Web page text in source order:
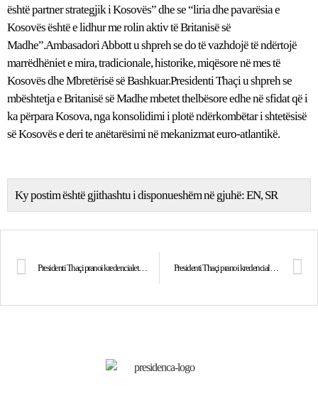
është partner strategjik i Kosovës” dhe se “liria dhe pavarësia e
Kosovës është e lidhur me rolin aktiv të Britanisë së
Madhe”.Ambasadori Abbott u shpreh se do të vazhdojë të ndërtojë
marrëdhëniet e mira, tradicionale, historike, miqësore në mes të
Kosovës dhe Mbretërisë së Bashkuar.Presidenti Thaçi u shpreh se
mbështetja e Britanisë së Madhe mbetet thelbësore edhe në sfidat që i
ka përpara Kosova, nga konsolidimi i plotë ndërkombëtar i shtetësisë
së Kosovës e deri te anëtarësimi në mekanizmat euro-atlantikë.
Ky postim është gjithashtu i disponueshëm në gjuhë:EN SR
Presidenti Thaçi pranoi kredencialet e ambasadorit të ri të Austrisë Presidenti Thaçi pranoi kredencialet nga ambasadori i ri i Norvegjisë për Kosovë